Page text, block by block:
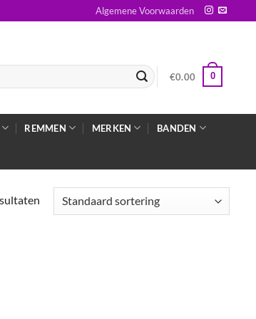
Algemene Voorwaarden
€0.00 0
REMMEN MERKEN BANDEN